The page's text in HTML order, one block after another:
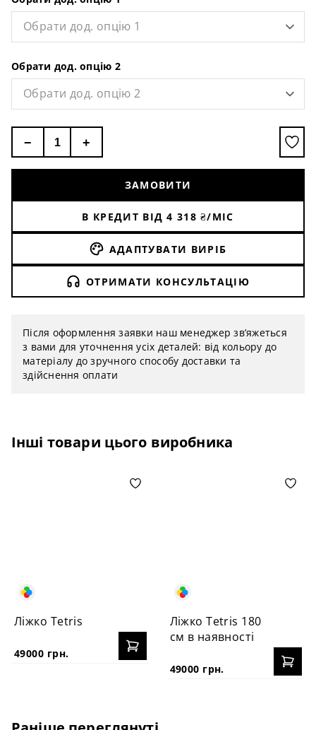
Обрати дод. опцію 1
Обрати дод. опцію 2
Обрати дод. опцію 2
− +
ЗАМОВИТИ
В КРЕДИТ ВІД 4 318 ₴/МІС
АДАПТУВАТИ ВИРІБ
ОТРИМАТИ КОНСУЛЬТАЦІЮ
Після оформлення заявки наш менеджер зв’яжеться
з вами для уточнення усіх деталей: від кольору до
матеріалу до зручного способу доставки та
здійснення оплати
Інші товари цього виробника
Ліжко Tetris
49000 грн.
Ліжко Tetris 180
см в наявності
49000 грн.